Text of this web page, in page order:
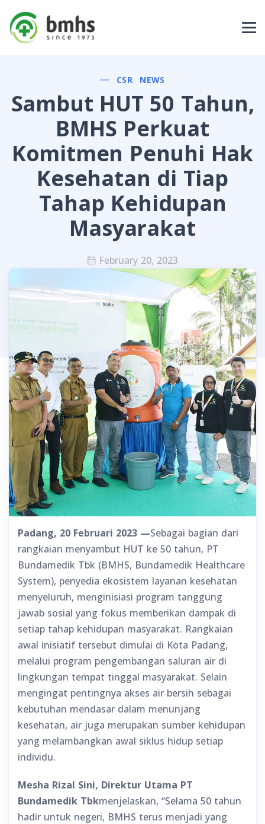
CSR NEWS
Sambut HUT 50 Tahun,
BMHS Perkuat
Komitmen Penuhi Hak
Kesehatan di Tiap
Tahap Kehidupan
Masyarakat
February 20, 2023
Padang, 20 Februari 2023 —Sebagai bagian dari
rangkaian menyambut HUT ke 50 tahun, PT
Bundamedik Tbk (BMHS, Bundamedik Healthcare
System), penyedia ekosistem layanan kesehatan
menyeluruh, menginisiasi program tanggung
jawab sosial yang fokus memberikan dampak di
setiap tahap kehidupan masyarakat. Rangkaian
awal inisiatif tersebut dimulai di Kota Padang,
melalui program pengembangan saluran air di
lingkungan tempat tinggal masyarakat. Selain
mengingat pentingnya akses air bersih sebagai
kebutuhan mendasar dalam menunjang
kesehatan, air juga merupakan sumber kehidupan
yang melambangkan awal siklus hidup setiap
individu.
Mesha Rizal Sini, Direktur Utama PT
Bundamedik Tbkmenjelaskan, “Selama 50 tahun
hadir untuk negeri, BMHS terus menjadi yang